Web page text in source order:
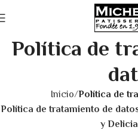
Política de
Inicio Política de
Política de tratamiento de
y